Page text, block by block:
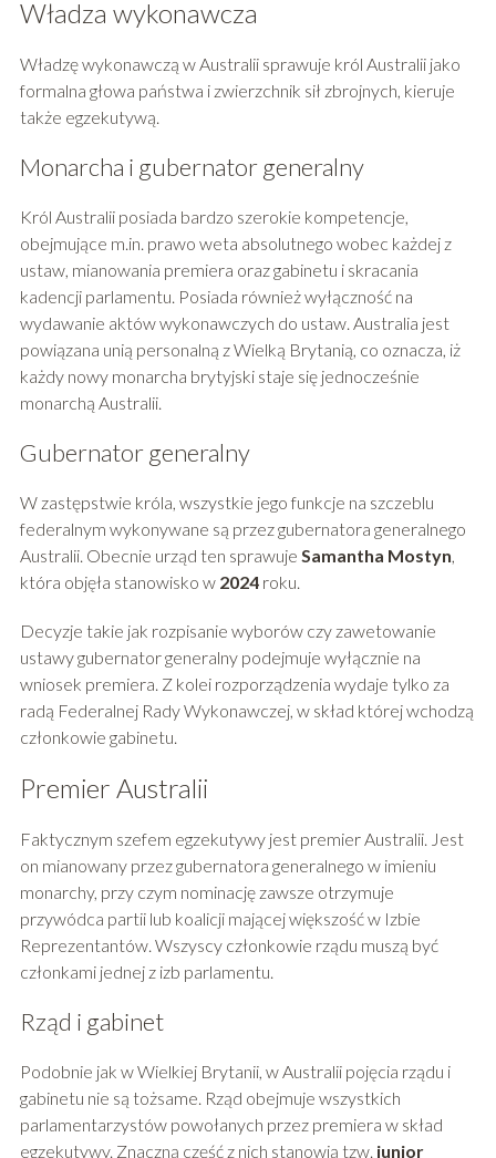
Władza wykonawcza
Władzę wykonawczą w Australii sprawuje król Australii jako
formalna głowa państwa i zwierzchnik sił zbrojnych, kieruje
także egzekutywą.
Monarcha i gubernator generalny
Król Australii posiada bardzo szerokie kompetencje,
obejmujące m.in. prawo weta absolutnego wobec każdej z
ustaw, mianowania premiera oraz gabinetu i skracania
kadencji parlamentu. Posiada również wyłączność na
wydawanie aktów wykonawczych do ustaw. Australia jest
powiązana unią personalną z Wielką Brytanią, co oznacza, iż
każdy nowy monarcha brytyjski staje się jednocześnie
monarchą Australii.
Gubernator generalny
W zastępstwie króla, wszystkie jego funkcje na szczeblu
federalnym wykonywane są przez gubernatora generalnego
Australii. Obecnie urząd ten sprawuje Samantha Mostyn,
która objęła stanowisko w 2024roku.
Decyzje takie jak rozpisanie wyborów czy zawetowanie
ustawy gubernator generalny podejmuje wyłącznie na
wniosek premiera. Z kolei rozporządzenia wydaje tylko za
radą Federalnej Rady Wykonawczej, w skład której wchodzą
członkowie gabinetu.
Premier Australii
Faktycznym szefem egzekutywy jest premier Australii. Jest
on mianowany przez gubernatora generalnego w imieniu
monarchy, przy czym nominację zawsze otrzymuje
przywódca partii lub koalicji mającej większość w Izbie
Reprezentantów. Wszyscy członkowie rządu muszą być
członkami jednej z izb parlamentu.
Rząd i gabinet
Podobnie jak w Wielkiej Brytanii, w Australii pojęcia rządu i
gabinetu nie są tożsame. Rząd obejmuje wszystkich
parlamentarzystów powołanych przez premiera w skład
egzekutywy. Znaczną część z nich stanowią tzw. junior